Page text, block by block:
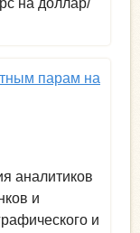
парам на
аналитиков
и
и